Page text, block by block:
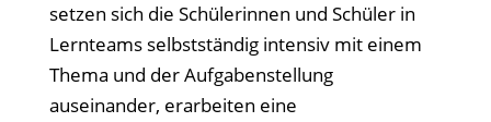
setzen sich die Schülerinnen und Schüler in
Lernteams selbstständig intensiv mit einem
Thema und der Aufgabenstellung
auseinander, erarbeiten eine